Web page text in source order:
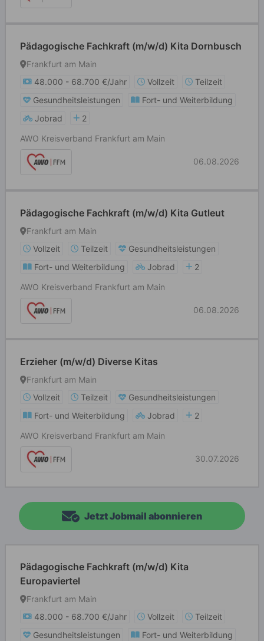
Pädagogische Fachkraft (m/w/d) Kita Dornbusch
Frankfurt am Main
48.000 - 68.700 €/Jahr
Vollzeit
Teilzeit
Gesundheitsleistungen
Fort- und Weiterbildung
Jobrad
2
AWO Kreisverband Frankfurt am Main
06.08.2026
Pädagogische Fachkraft (m/w/d) Kita Gutleut
Frankfurt am Main
Vollzeit
Teilzeit
Gesundheitsleistungen
Fort- und Weiterbildung
Jobrad
2
AWO Kreisverband Frankfurt am Main
06.08.2026
Erzieher (m/w/d) Diverse Kitas
Frankfurt am Main
Vollzeit
Teilzeit
Gesundheitsleistungen
Fort- und Weiterbildung
Jobrad
2
AWO Kreisverband Frankfurt am Main
30.07.2026
Jetzt Jobmail abonnieren
Pädagogische Fachkraft (m/w/d) Kita
Europaviertel
Frankfurt am Main
48.000 - 68.700 €/Jahr
Vollzeit
Teilzeit
Gesundheitsleistungen
Fort- und Weiterbildung